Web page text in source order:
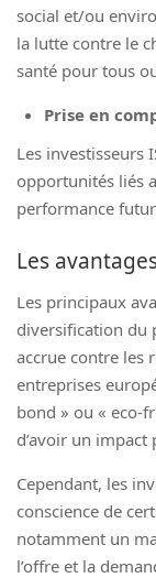
social et/ou
la lutte contre le
santé pour tous
Prise en
Les investisseurs
opportunités liés
performance
Les
Les principaux
diversification du
accrue contre les
entreprises
bond » ou « eco-
d’avoir un
Cependant, les
conscience de
notamment un
l’offre et la